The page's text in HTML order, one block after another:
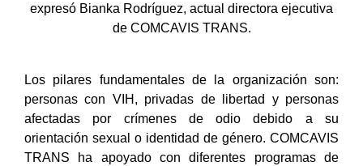
expresó Bianka Rodríguez, actual directora ejecutiva
de COMCAVIS TRANS.
Los pilares fundamentales de la organización son:
personas con VIH, privadas de libertad y personas
afectadas por crímenes de odio debido a su
orientación sexual o identidad de género. COMCAVIS
TRANS ha apoyado con diferentes programas de